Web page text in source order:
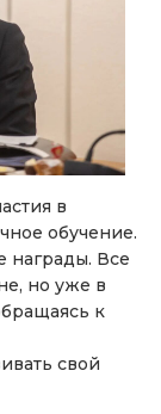
в
обучение.
награды. Все
но уже в
к
свой